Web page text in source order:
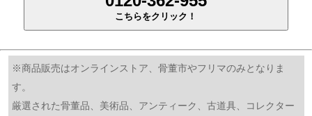
こちらをクリック！
※商品販売はオンラインストア、骨董市やフリマのみとなりま
す。
厳選された骨董品、美術品、アンティーク、古道具、コレクター